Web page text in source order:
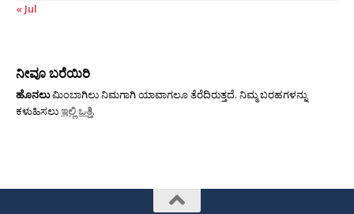
« Jul
ನೀವೂ ಬರೆಯಿರಿ
ಹೊನಲುಮಿಂಬಾಗಿಲು ನಿಮಗಾಗಿ ಯಾವಾಗಲೂ ತೆರೆದಿರುತ್ತದೆ. ನಿಮ್ಮ ಬರಹಗಳನ್ನು
ಕಳುಹಿಸಲುಇಲ್ಲಿ ಒತ್ತಿ.